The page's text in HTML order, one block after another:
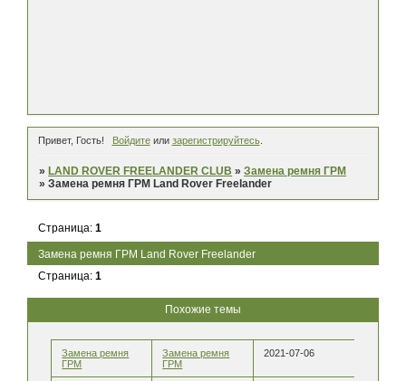
Привет, Гость! Войдитеили зарегистрируйтесь.
» LAND ROVER FREELANDER CLUB »Замена ремня ГРМ
»Замена ремня ГРМ Land Rover Freelander
Замена ремня ГРМ Land Rover Freelander
Страница:1
Страница:1
Похожие темы
Замена ремня
ГРМ
Замена ремня
ГРМ
2021-07-06